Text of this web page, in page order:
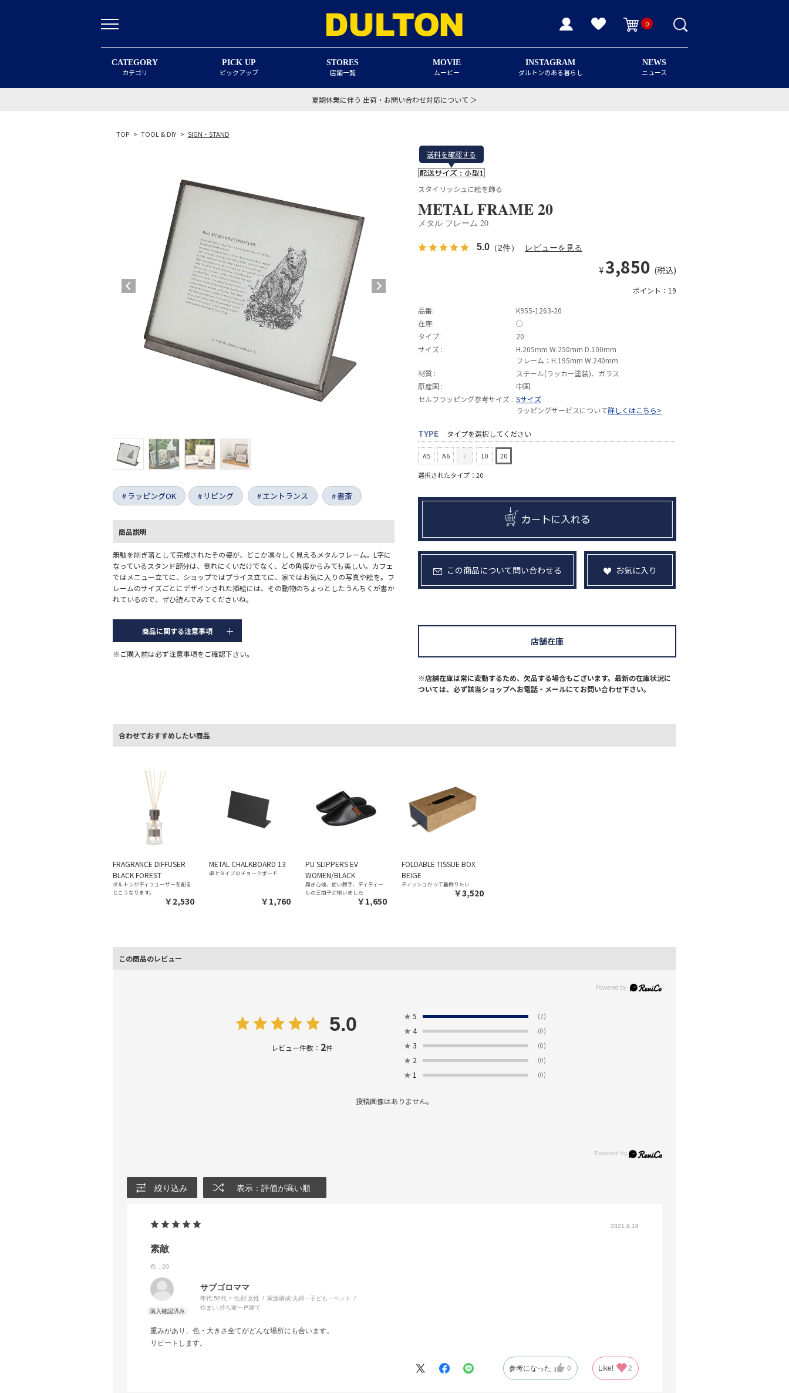
0
CATEGORY
カテゴリ
PICK UP
ピックアップ
STORES
店舗一覧
MOVIE
ムービー
INSTAGRAM
ダルトンのある暮らし
NEWS
ニュース
夏期休業に伴う 出荷・お問い合わせ対応について ＞
TOP > TOOL & DIY > SIGN・STAND
ラッピングOK リビング エントランス 書斎
商品説明
無駄を削ぎ落として完成されたその姿が、どこか凛々しく見えるメタルフレーム。L字に
なっているスタンド部分は、倒れにくいだけでなく、どの角度からみても美しい。カフェ
ではメニュー立てに、ショップではプライス立てに、家ではお気に入りの写真や絵を。フ
レームのサイズごとにデザインされた挿絵には、その動物のちょっとしたうんちくが書か
れているので、ぜひ読んでみてくださいね。
商品に関する注意事項
※ご購入前は必ず注意事項をご確認下さい。
送料を確認する
スタイリッシュに絵を飾る
METAL FRAME 20
メタル フレーム 20
5.0 （2件） レビューを見る
¥3,850 (税込)
ポイント：19
品番:
K955-1263-20
在庫:
◯
タイプ:
20
サイズ :
H.205mm W.250mm D.100mm
フレーム：H.195mm W.240mm
材質 :
スチール(ラッカー塗装)、ガラス
原産国 :
中国
セルフラッピング参考サイズ : Sサイズ
ラッピングサービスについて詳しくはこちら>
TYPE タイプを選択してください
A5 A6 7 10 20
選択されたタイプ：20
この商品について問い合わせる お気に入り
※店舗在庫は常に変動するため、欠品する場合もございます。最新の在庫状況に
ついては、必ず該当ショップへお電話・メールにてお問い合わせ下さい。
店舗在庫
合わせておすすめしたい商品
FRAGRANCE DIFFUSER
BLACK FOREST
ダルトンがディフューザーを創る
とこうなります。
￥2,530
METAL CHALKBOARD 13
卓上タイプのチョークボード
￥1,760
PU SLIPPERS EV
WOMEN/BLACK
履き心地、使い勝手、ディティー
ルの三拍子が揃いました
￥1,650
FOLDABLE TISSUE BOX
BEIGE
ティッシュだって着飾りたい
￥3,520
この商品のレビュー
5.0
レビュー件数： 2件
★ 5 (2)
★ 4 (0)
★ 3 (0)
★ 2 (0)
★ 1 (0)
投稿画像はありません。
絞り込み 表示：評価が高い順
2021.9.18
素敵
色：20
サブゴロママ
年代:50代 性別:女性 家族構成:夫婦・子ども・ペット
住まい:持ち家一戸建て
重みがあり、色・大きさ全てがどんな場所にも合います。
リピートします。
参考になった 0 Like! 2